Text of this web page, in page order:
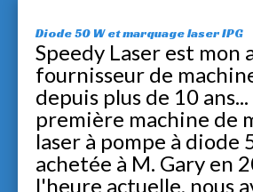
Diode 50 W et marquage laser IPG
Speedy Laser est mon
fournisseur de
depuis plus de 10
première machine de
laser à pompe à diode
achetée à M. Gary en
l'heure actuelle, nous